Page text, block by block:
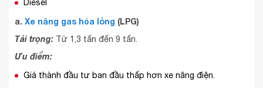
Diesel
a. Xe nâng gas hóa lỏng (LPG)
Tải trọng: Từ 1,3 tấn đến 9 tấn.
Ưu điểm:
Giá thành đầu tư ban đầu thấp hơn xe nâng điện.